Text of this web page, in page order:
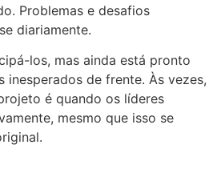
Problemas e desafios
diariamente.
los, mas ainda está pronto
inesperados de frente. Às vezes,
é quando os líderes
mesmo que isso se